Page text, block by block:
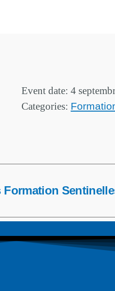
Event date: 4
Categories: